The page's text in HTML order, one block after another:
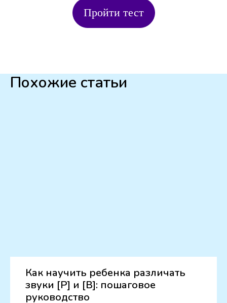
Пройти тест
Похожие статьи
Как научить ребенка различать
звуки [Р] и [В]: пошаговое
руководство